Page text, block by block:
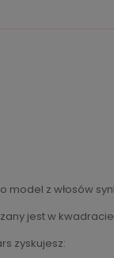
model z włosów
jest w
zyskujesz: